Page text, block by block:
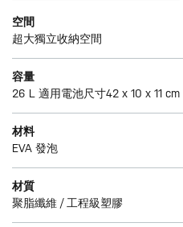
空間
超大獨立收納空間
容量
26 L 適用電池尺寸42 x 10 x 11 cm
材料
EVA 發泡
材質
聚脂纖維 / 工程級塑膠